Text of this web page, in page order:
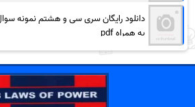
دانلود رایگان سری سی و هشتم نمونه
به همراه pdf